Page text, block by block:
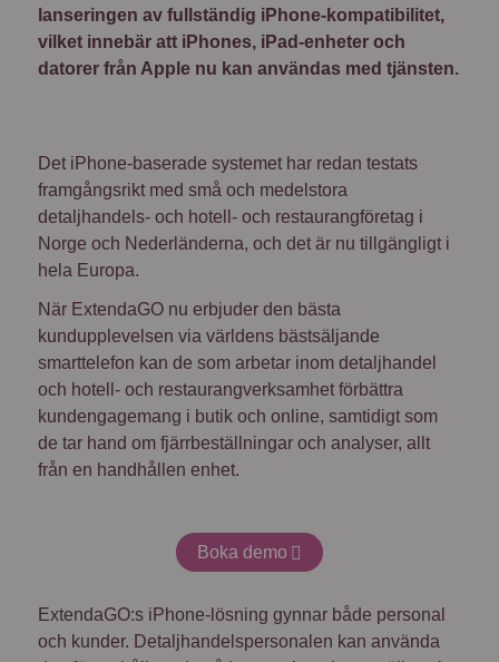
lanseringen av fullständig iPhone-kompatibilitet,
vilket innebär att iPhones, iPad-enheter och
datorer från Apple nu kan användas med tjänsten.
Det iPhone-baserade systemet har redan testats
framgångsrikt med små och medelstora
detaljhandels- och hotell- och restaurangföretag i
Norge och Nederländerna, och det är nu tillgängligt i
hela Europa.
När ExtendaGO nu erbjuder den bästa
kundupplevelsen via världens bästsäljande
smarttelefon kan de som arbetar inom detaljhandel
och hotell- och restaurangverksamhet förbättra
kundengagemang i butik och online, samtidigt som
de tar hand om fjärrbeställningar och analyser, allt
från en handhållen enhet.
Boka demo
ExtendaGO:s iPhone-lösning gynnar både personal
och kunder. Detaljhandelspersonalen kan använda